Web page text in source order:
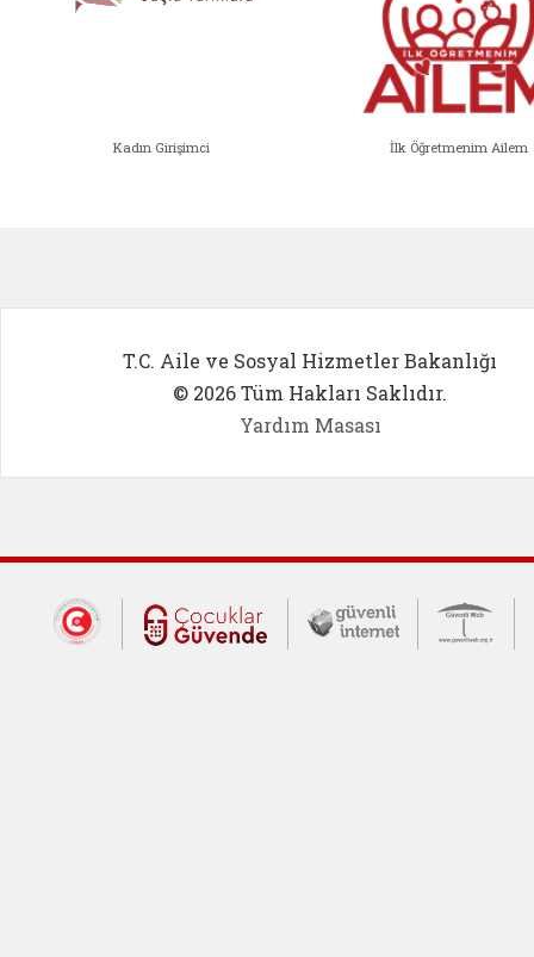
Kadın Girişimci İlk Öğretmenim Ailem
T.C. Aile ve Sosyal Hizmetler Bakanlığı
© 2026 Tüm Hakları Saklıdır.
Yardım Masası
Dış Bağlantılar
Cumhurbaşkanlığı İletişim Merkezi
Çocuklar Güvende (yeni
Güvenli